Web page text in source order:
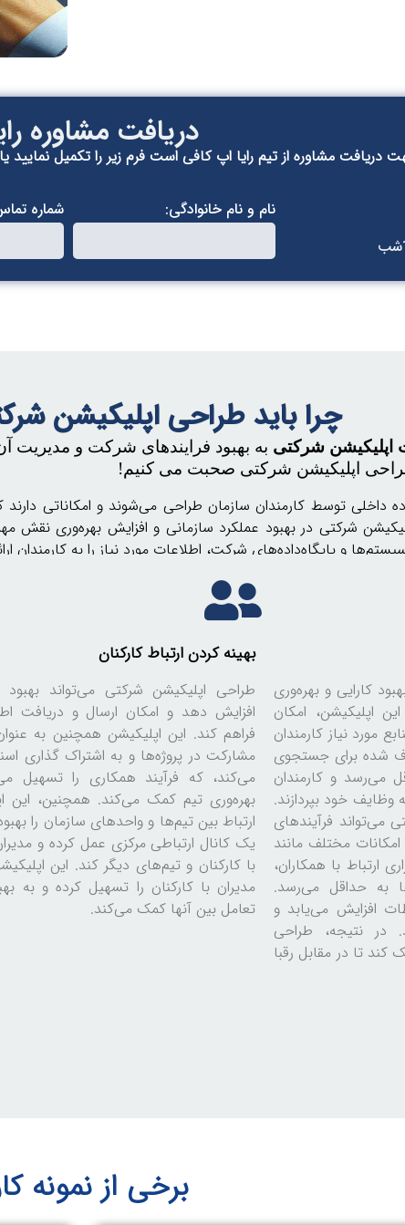
دریافت مشاوره
دریافت مشاوره از تیم رایا اپ کافی است فرم زیر را تکمیل نمایید
نام و نام خانوادگی: شماره
چرا باید طراحی اپلیکیشن
شرکتی به بهبود فرایندهای شرکت و مدیریت
طراحی اپلیکیشن شرکتی صحبت می کنیم!
داخلی توسط کارمندان سازمان طراحی می‌شوند و امکاناتی
شرکتی در بهبود عملکرد سازمانی و افزایش بهره‌وری نقش
و پایگاه‌داده‌های شرکت، اطلاعات مورد نیاز را به
کارایی و بهره‌وری
اپلیکیشن، امکان
مورد نیاز کارمندان
شده برای جستجوی
می‌رسد و کارمندان
خود بپردازند.
می‌تواند فرآیندهای
مختلف مانند
ارتباط با همکاران،
به حداقل می‌رسد.
افزایش می‌یابد و
در نتیجه، طراحی
تا در مقابل رقبا
بهینه کردن ارتباط کارکنان
طراحی اپلیکیشن شرکتی می‌تواند بهبود
افزایش دهد و امکان ارسال و دریافت
فراهم کند. این اپلیکیشن همچنین به
مشارکت در پروژه‌ها و به اشتراک گذاری
می‌کند، که فرآیند همکاری را تسهیل
بهره‌وری تیم کمک می‌کند. همچنین، این
ارتباط بین تیم‌ها و واحدهای سازمان را
یک کانال ارتباطی مرکزی عمل کرده و مدیران
با کارکنان و تیم‌های دیگر کند. این
مدیران با کارکنان را تسهیل کرده و به
تعامل بین آنها کمک می‌کند.
برخی از نمونه